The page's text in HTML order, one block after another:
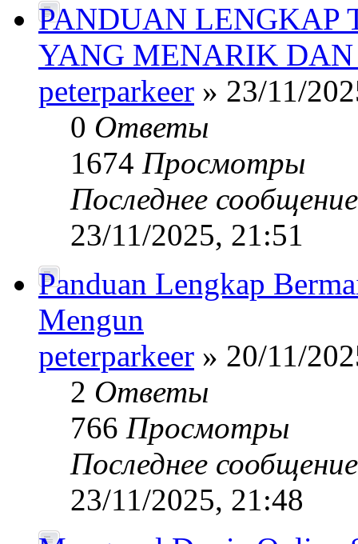
PANDUAN LENGKAP
YANG MENARIK
peterparkeer » 23/11/
0 Ответы
1674 Просмотры
Последнее
23/11/2025, 21:51
Panduan Lengkap
Mengun
peterparkeer » 20/11/
2 Ответы
766 Просмотры
Последнее
23/11/2025, 21:48